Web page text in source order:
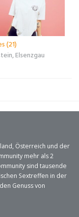
(21)
Elsenzgau
Österreich und der
mehr als 2
sind tausende
Sextreffen in der
Genuss von